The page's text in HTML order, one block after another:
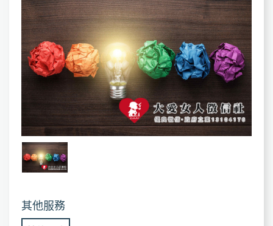
其他服務